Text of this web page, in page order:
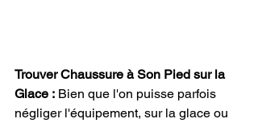
Trouver Chaussure à Son Pied sur la
Glace : Bien que l'on puisse parfois
négliger l'équipement, sur la glace ou